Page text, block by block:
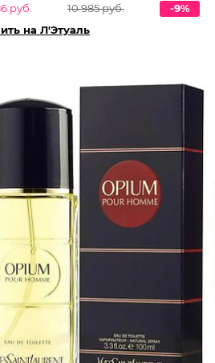
руб.
10 985 руб.
-9%
на Л'Этуаль